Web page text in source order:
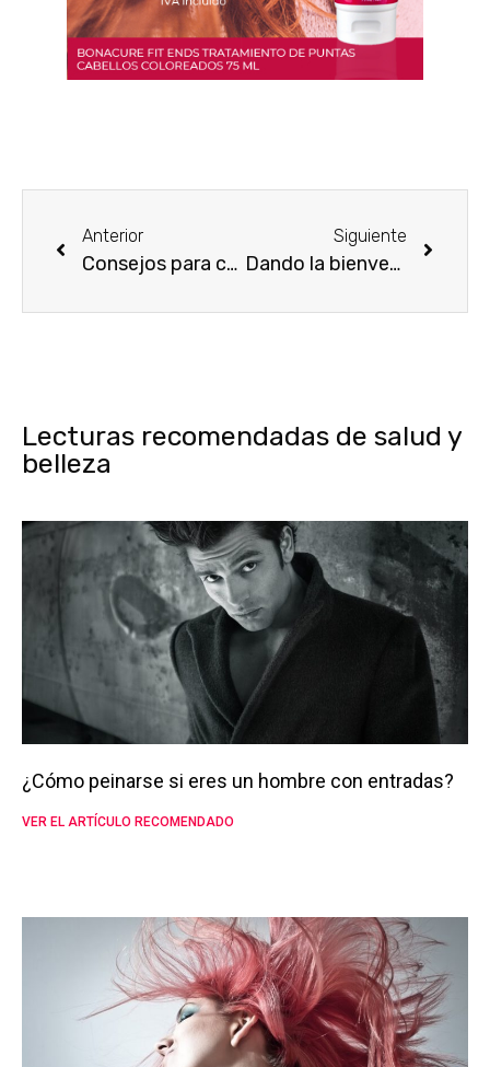
Anterior
Consejos para cuidar tu piel a los 60
Siguiente
Dando la bienvenida a una nueva estación
Lecturas recomendadas de salud y
belleza
¿Cómo peinarse si eres un hombre con entradas?
VER EL ARTÍCULO RECOMENDADO